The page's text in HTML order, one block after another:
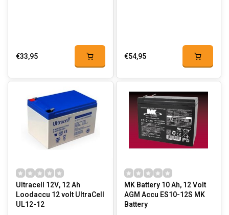
€33,95 €54,95
Ultracell 12V, 12 Ah
Loodaccu 12 volt UltraCell
UL12-12
MK Battery 10 Ah, 12 Volt
AGM Accu ES10-12S MK
Battery